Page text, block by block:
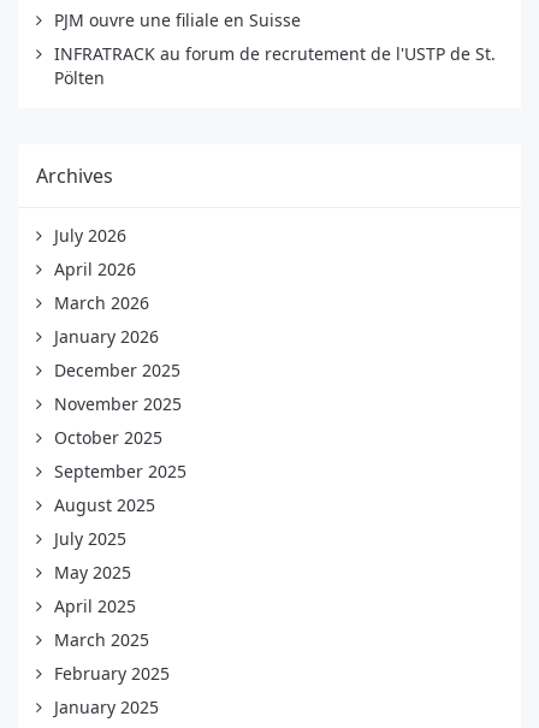
PJM ouvre une filiale en Suisse
INFRATRACK au forum de recrutement de l'USTP de St.
Pölten
Archives
July 2026
April 2026
March 2026
January 2026
December 2025
November 2025
October 2025
September 2025
August 2025
July 2025
May 2025
April 2025
March 2025
February 2025
January 2025